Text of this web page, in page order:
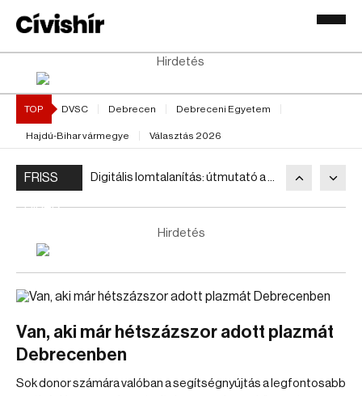
Hirdetés
TOP DVSC Debrecen Debreceni Egyetem
Hajdú-Bihar vármegye Választás 2026
FRISS
Digitális lomtalanítás: útmutató a minimalizmushoz
Hirdetés
Van, aki már hétszázszor adott plazmát
Debrecenben
Sok donor számára valóban a segítségnyújtás a legfontosabb